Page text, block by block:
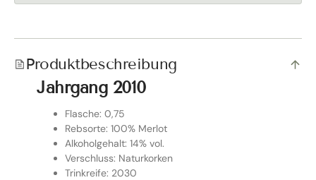
Produktbeschreibung
Jahrgang 2010
Flasche: 0,75
Rebsorte: 100% Merlot
Alkoholgehalt: 14% vol.
Verschluss: Naturkorken
Trinkreife: 2030